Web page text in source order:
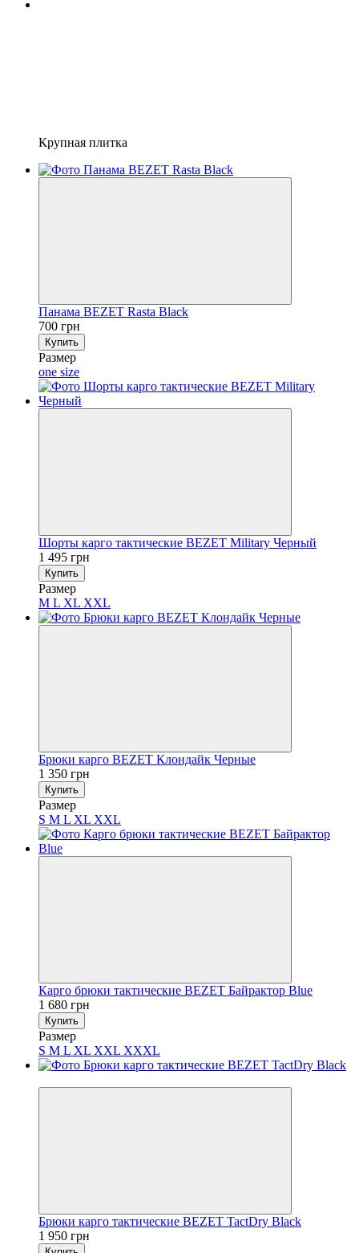
Крупная плитка
Панама BEZET Rasta Black
700 грн
Купить
Размер
one size
Шорты карго тактические BEZET Military Черный
1 495 грн
Купить
Размер
M L XL XXL
Брюки карго BEZET Клондайк Черные
1 350 грн
Купить
Размер
S M L XL XXL
Карго брюки тактические BEZET Байрактор Blue
1 680 грн
Купить
Размер
S M L XL XXL XXXL
Брюки карго тактические BEZET TactDry Black
1 950 грн